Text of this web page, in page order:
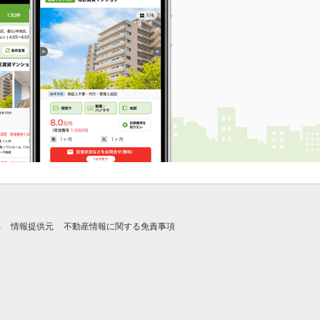
情報提供元 不動産情報に関する免責事項